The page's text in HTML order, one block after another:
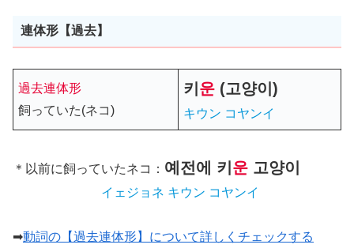
連体形【過去】
過去連体形
飼っていた(ネコ)
키 운 (고양이)
キウン コヤンイ
＊以前に飼っていたネコ： 예전에 키운 고양이
イェジョネ キウン コヤンイ
➡動詞の【過去連体形】について詳しくチェックする